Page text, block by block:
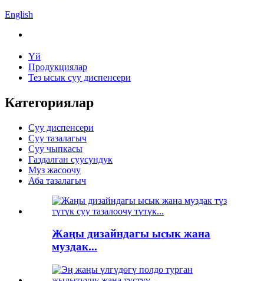
English
Үй
Продукциялар
Тез ысык суу диспенсери
Категориялар
Суу диспенсери
Суу тазалагыч
Суу чыпкасы
Газдалган суусундук
Муз жасоочу
Аба тазалагыч
Жаңы дизайндагы ысык жана
муздак...